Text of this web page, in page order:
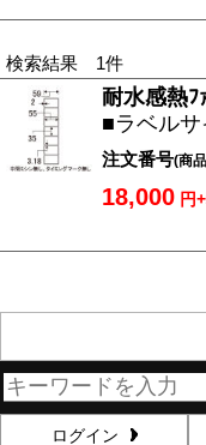
検索結果 1件
耐水感熱ﾌ
■ラベル
注文番号(商
18,000 円
ログイン